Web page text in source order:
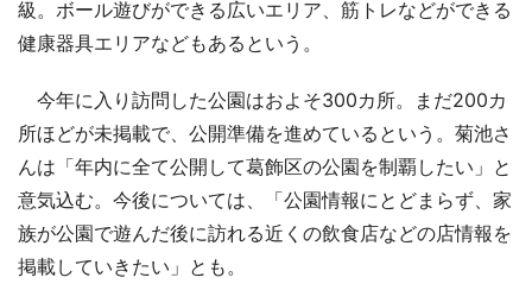
級。ボール遊びができる広いエリア、筋トレなどができる
健康器具エリアなどもあるという。
今年に入り訪問した公園はおよそ300カ所。まだ200カ
所ほどが未掲載で、公開準備を進めているという。菊池さ
んは「年内に全て公開して葛飾区の公園を制覇したい」と
意気込む。今後については、「公園情報にとどまらず、家
族が公園で遊んだ後に訪れる近くの飲食店などの店情報を
掲載していきたい」とも。